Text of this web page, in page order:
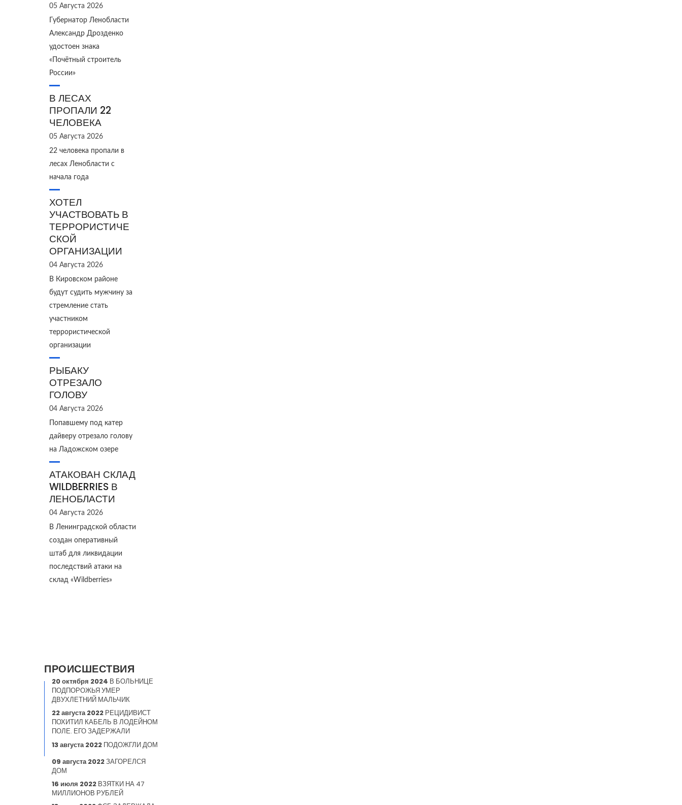
05 Августа 2026
Губернатор Ленобласти
Александр Дрозденко
удостоен знака
«Почётный строитель
России»
В ЛЕСАХ
ПРОПАЛИ 22
ЧЕЛОВЕКА
05 Августа 2026
22 человека пропали в
лесах Ленобласти с
начала года
ХОТЕЛ
УЧАСТВОВАТЬ В
ТЕРРОРИСТИЧЕ
СКОЙ
ОРГАНИЗАЦИИ
04 Августа 2026
В Кировском районе
будут судить мужчину за
стремление стать
участником
террористической
организации
РЫБАКУ
ОТРЕЗАЛО
ГОЛОВУ
04 Августа 2026
Попавшему под катер
дайверу отрезало голову
на Ладожском озере
АТАКОВАН СКЛАД
WILDBERRIES В
ЛЕНОБЛАСТИ
04 Августа 2026
В Ленинградской области
создан оперативный
штаб для ликвидации
последствий атаки на
склад «Wildberries»
ПРОИСШЕСТВИЯ
20 октября 2024 В БОЛЬНИЦЕ
ПОДПОРОЖЬЯ УМЕР
ДВУХЛЕТНИЙ МАЛЬЧИК
22 августа 2022 РЕЦИДИВИСТ
ПОХИТИЛ КАБЕЛЬ В ЛОДЕЙНОМ
ПОЛЕ. ЕГО ЗАДЕРЖАЛИ
13 августа 2022 ПОДОЖГЛИ ДОМ
09 августа 2022ЗАГОРЕЛСЯ
ДОМ
16 июля 2022 ВЗЯТКИ НА 47
МИЛЛИОНОВ РУБЛЕЙ